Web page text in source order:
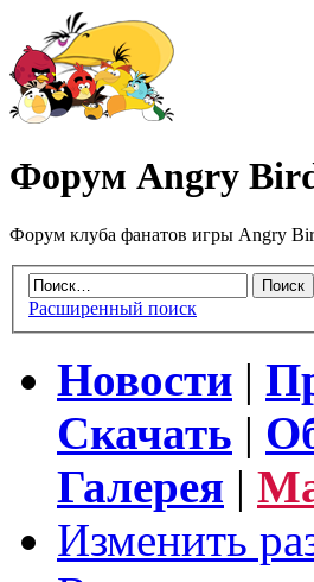
Форум Angry
Форум клуба фанатов игры Angry
Расширенный поиск
Новости |
Скачать |
Галерея |
Изменить